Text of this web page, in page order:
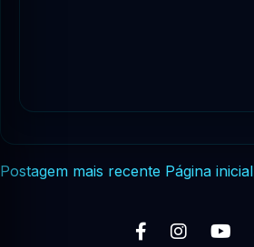
Postagem mais recente Página inicial